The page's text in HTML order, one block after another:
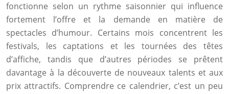
fonctionne selon un rythme saisonnier qui influence
fortement l’offre et la demande en matière de
spectacles d’humour. Certains mois concentrent les
festivals, les captations et les tournées des têtes
d’affiche, tandis que d’autres périodes se prêtent
davantage à la découverte de nouveaux talents et aux
prix attractifs. Comprendre ce calendrier, c’est un peu